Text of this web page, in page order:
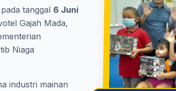
tanggal 6 Juni
Gajah Mada,
Niaga
industri mainan